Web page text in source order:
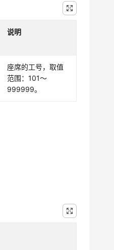
说明
座席的工号，取值
范围：101～
999999。